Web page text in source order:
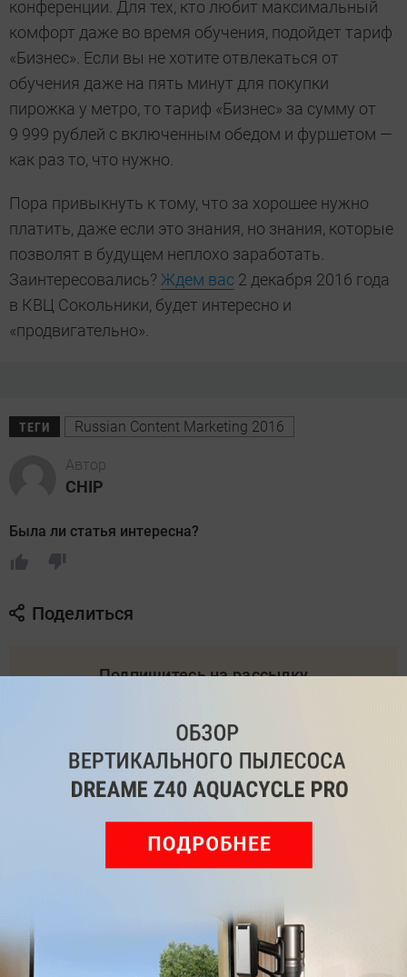
конференции. Для тех, кто любит максимальный
комфорт даже во время обучения, подойдет тариф
«Бизнес». Если вы не хотите отвлекаться от
обучения даже на пять минут для покупки
пирожка у метро, то тариф «Бизнес» за сумму от
9 999 рублей с включенным обедом и фуршетом —
как раз то, что нужно.
Пора привыкнуть к тому, что за хорошее нужно
платить, даже если это знания, но знания, которые
позволят в будущем неплохо заработать.
Заинтересовались? Ждем вас 2 декабря 2016 года
в КВЦ Сокольники, будет интересно и
«продвигательно».
ТЕГИ Russian Content Marketing 2016
Автор
CHIP
Была ли статья интересна?
Поделиться
Подпишитесь на рассылку
Подписаться
Одноклассники